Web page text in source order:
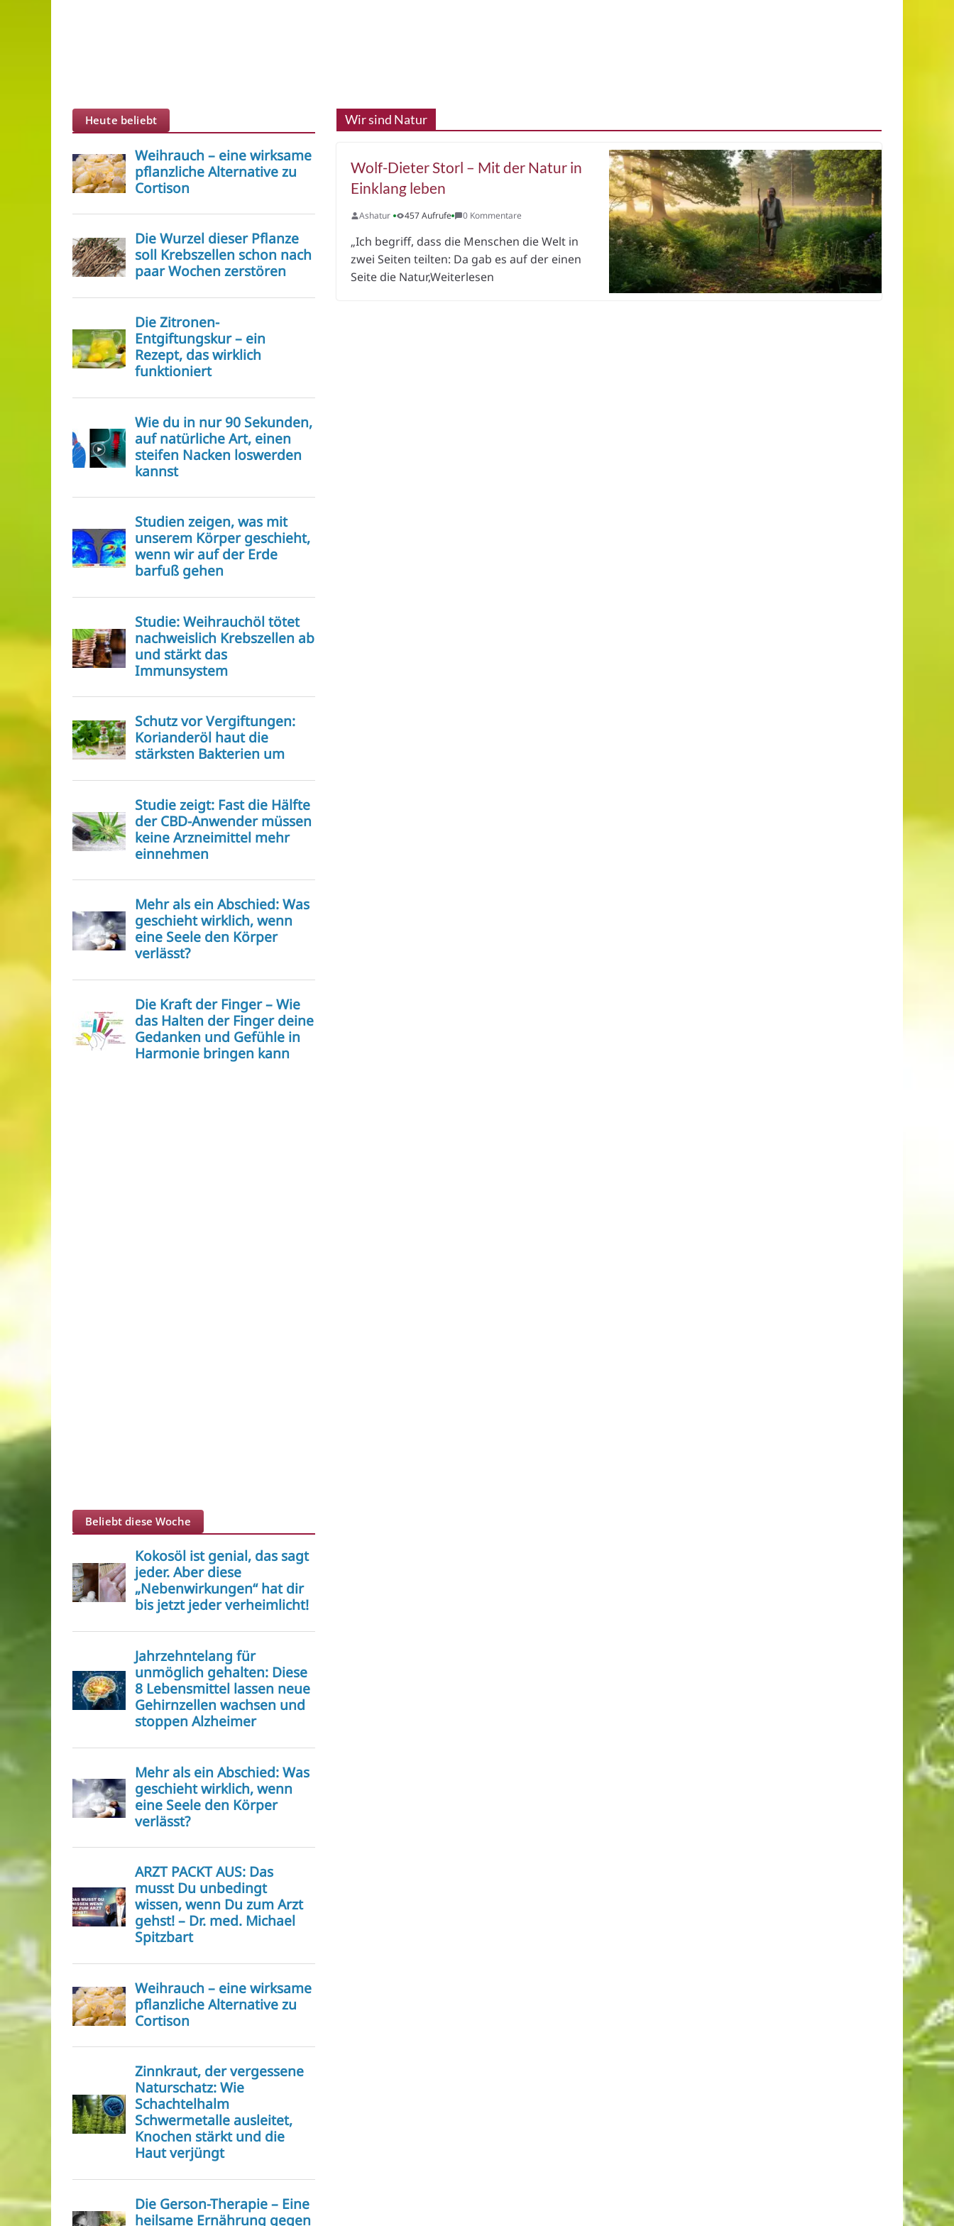
Wir sind Natur
Wolf-Dieter Storl – Mit der Natur in
Einklang leben
Ashatur 457 Aufrufe 0 Kommentare
„Ich begriff, dass die Menschen die Welt in
zwei Seiten teilten: Da gab es auf der einen
Seite die Natur,Weiterlesen
Heute beliebt
Beliebt diese Woche